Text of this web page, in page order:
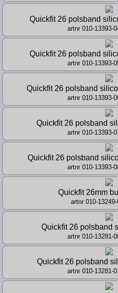
Quickfit 26 polsband
artnr 010-13393-
Quickfit 26 polsband
artnr 010-13393-
Quickfit 26 polsband
artnr 010-13393-
Quickfit 26 polsband
artnr 010-13393-
Quickfit 26 polsband
artnr 010-13393-
Quickfit 26mm
artnr 010-
Quickfit 26 polsband
artnr 010-13281-
Quickfit 26 polsband
artnr 010-13281-